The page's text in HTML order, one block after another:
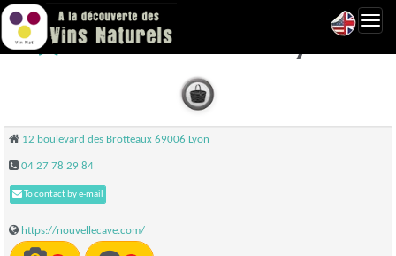
Nouvelle Cave - Lyon
12 boulevard des Brotteaux 69006 Lyon
04 27 78 29 84
To contact by e-mail
https://nouvellecave.com/